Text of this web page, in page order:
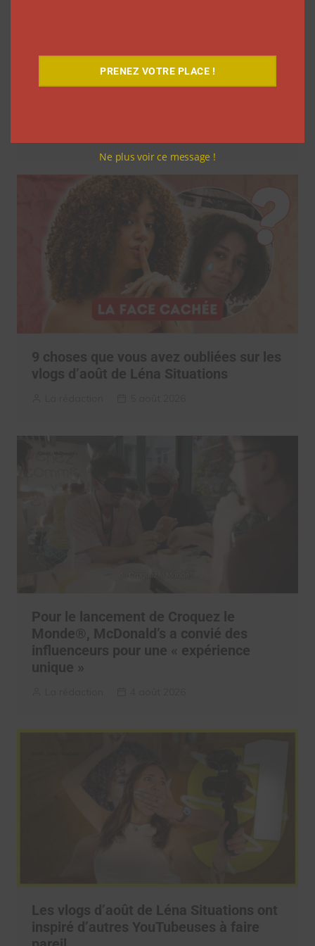
7 séries sur les influenceurs et les
9 choses que vous avez oubliées sur les
vlogs d’août de Léna Situations
Pour le lancement de Croquez le
Monde®, McDonald’s a convié des
influenceurs pour une « expérience
unique »
Les vlogs d’août de Léna Situations ont
inspiré d’autres YouTubeuses à faire
PRENEZ VOTRE PLACE !
Ne plus voir ce message !